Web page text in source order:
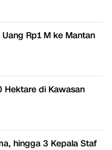
Rp1 M ke Mantan
Hektare di Kawasan
hingga 3 Kepala Staf